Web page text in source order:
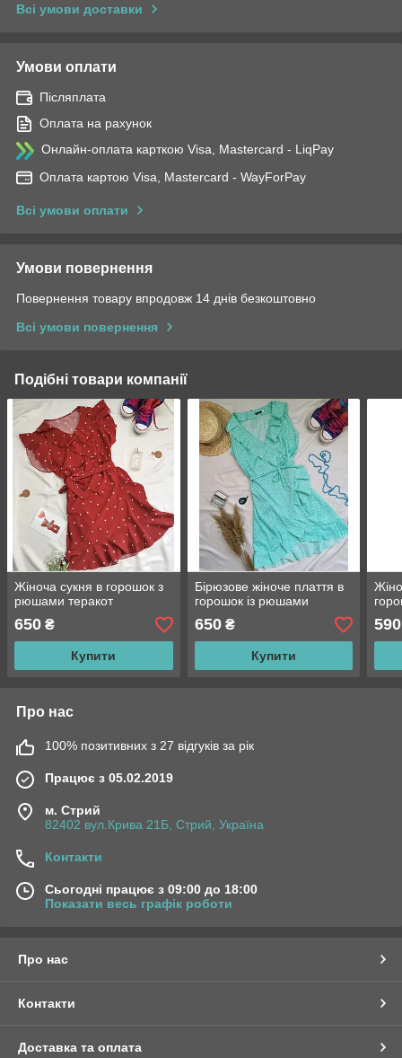
Всі умови доставки
Умови оплати
Післяплата
Оплата на рахунок
Онлайн-оплата карткою Visa, Mastercard - LiqPay
Оплата картою Visa, Mastercard - WayForPay
Всі умови оплати
Умови повернення
Повернення товару впродовж 14 днів безкоштовно
Всі умови повернення
Подібні товари компанії
Жіноча сукня в горошок з
рюшами теракот
650 ₴
Купити
Бірюзове жіноче плаття в
горошок із рюшами
650₴
Купити
590
Про нас
100% позитивних з 27 відгуків за рік
Працює з 05.02.2019
м. Стрий
82402 вул.Крива 21Б, Стрий, Україна
Контакти
Сьогодні працює з 09:00 до 18:00
Показати весь графік роботи
Про нас
Контакти
Доставка та оплата